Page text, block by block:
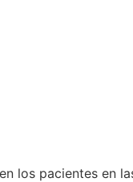
los pacientes en